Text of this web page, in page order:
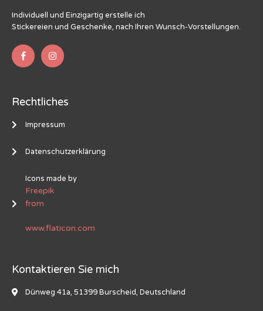
Individuell und Einzigartig erstelle ich
Stickereien und Geschenke, nach Ihren Wunsch-Vorstellungen.
Rechtliches
Impressum
Datenschutzerklärung
Icons made by
Freepik
from
www.flaticon.com
Kontaktieren Sie mich
Dünweg 41a, 51399 Burscheid, Deutschland